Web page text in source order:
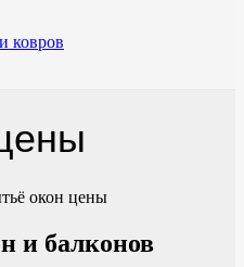
ковров
окон цены
и балконов